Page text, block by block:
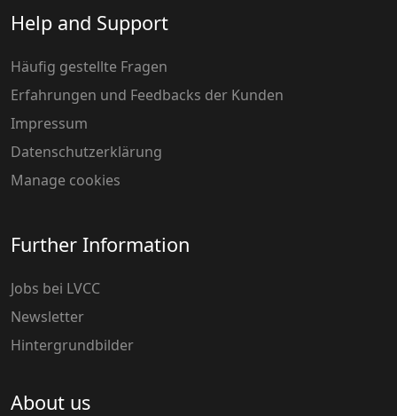
Help and Support
Häufig gestellte Fragen
Erfahrungen und Feedbacks der Kunden
Impressum
Datenschutzerklärung
Manage cookies
Further Information
Jobs bei LVCC
Newsletter
Hintergrundbilder
About us